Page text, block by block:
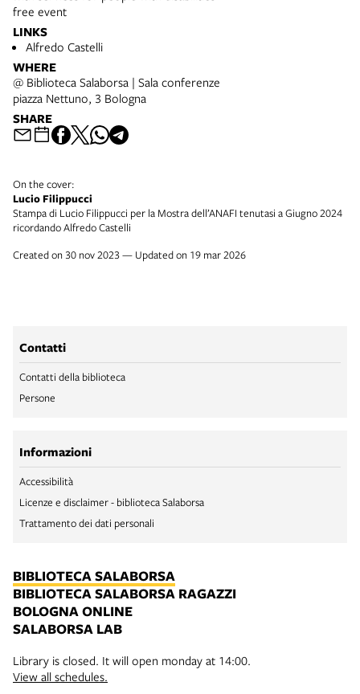
free event
LINKS
Alfredo Castelli
WHERE
@ Biblioteca Salaborsa | Sala conferenze
piazza Nettuno, 3 Bologna
SHARE
On the cover:
Lucio Filippucci
Stampa di Lucio Filippucci per la Mostra dell’ANAFI tenutasi a Giugno 2024
ricordando Alfredo Castelli
Created on 30 nov 2023 — Updated on 19 mar 2026
Contatti
Contatti della biblioteca
Persone
Informazioni
Accessibilità
Licenze e disclaimer - biblioteca Salaborsa
Trattamento dei dati personali
BIBLIOTECA SALABORSA
BIBLIOTECA SALABORSA RAGAZZI
BOLOGNA ONLINE
SALABORSA LAB
Library is closed. It will open monday at 14:00.
View all schedules.